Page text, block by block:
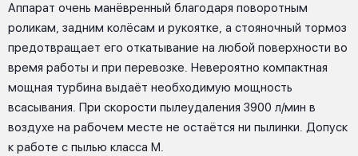
Аппарат очень манёвренный благодаря поворотным
роликам, задним колёсам и рукоятке, а стояночный тормоз
предотвращает его откатывание на любой поверхности во
время работы и при перевозке. Невероятно компактная
мощная турбина выдаёт необходимую мощность
всасывания. При скорости пылеудаления 3900 л/мин в
воздухе на рабочем месте не остаётся ни пылинки. Допуск
к работе с пылью класса M.